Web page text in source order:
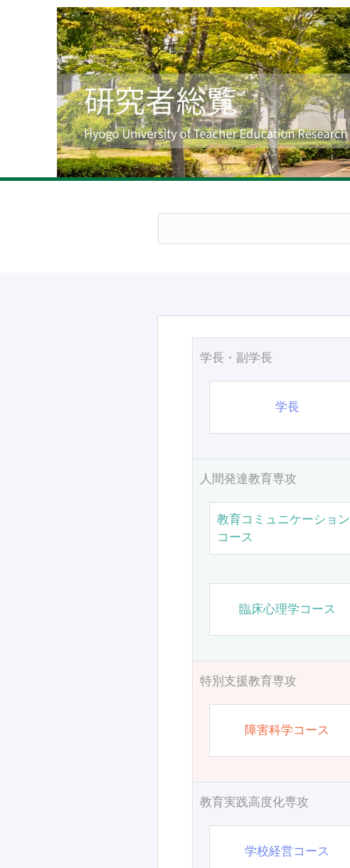
学長・副学長
学長
人間発達教育専攻
教育コミュニケーション
コース
臨床心理学コース
特別支援教育専攻
障害科学コース
教育実践高度化専攻
学校経営コース